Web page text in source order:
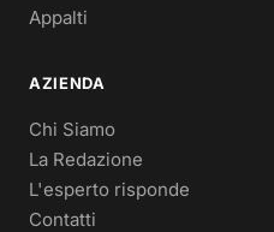
Appalti
AZIENDA
Chi Siamo
La Redazione
L'esperto risponde
Contatti